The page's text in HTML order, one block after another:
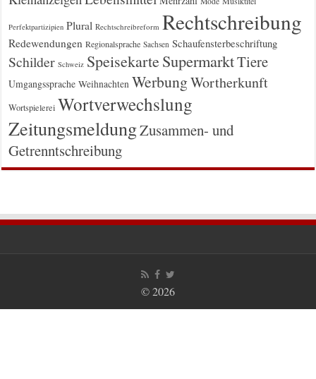
Perfektpartizipien Plural Rechtschreibreform Rechtschreibung
Redewendungen Regionalsprache Sachsen Schaufensterbeschriftung
Schilder Schweiz Speisekarte SupermarktTiere
Umgangssprache Weihnachten WerbungWortherkunft
Wortspielerei Wortverwechslung
ZeitungsmeldungZusammen- und
Getrenntschreibung
© 2026